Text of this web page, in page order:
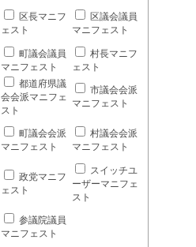
区長マニフ
ェスト
区議会議員
マニフェスト
町議会議員
マニフェスト
村長マニフ
ェスト
都道府県議
会会派マニフェ
スト
市議会会派
マニフェスト
町議会会派
マニフェスト
村議会会派
マニフェスト
政党マニフ
ェスト
スイッチユ
ーザーマニフェ
スト
参議院議員
マニフェスト